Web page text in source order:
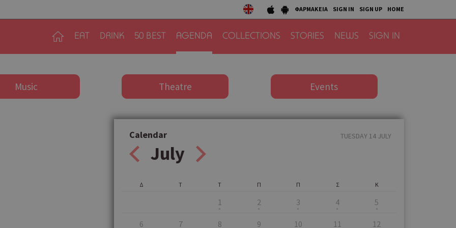
ΦΑΡΜΑΚΕΙΑ SIGN IN SIGN UP HOME
EAT DRINK 50 BEST AGENDA COLLECTIONS STORIES NEWS SIGN IN
Music Theatre Events
Calendar
July
TUESDAY 14 JULY
Δ Τ Τ
1
Π
2
Π
3
Σ
4
Κ
5
6 7 8 9 10 11 12